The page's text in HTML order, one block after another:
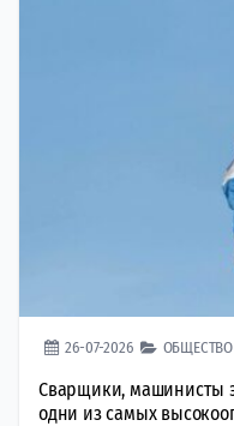
26-07-2026 ОБЩЕСТВО
Сварщики, машинисты
одни из самых